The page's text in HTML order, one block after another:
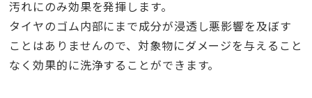
汚れにのみ効果を発揮します。
タイヤのゴム内部にまで成分が浸透し悪影響を及ぼす
ことはありませんので、対象物にダメージを与えること
なく効果的に洗浄することができます。